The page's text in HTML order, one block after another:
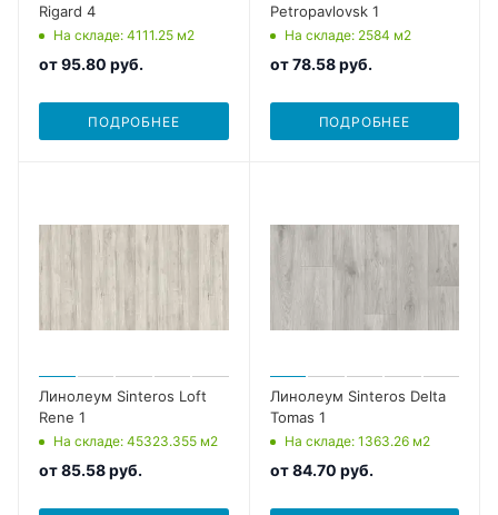
Rigard 4
На складе: 4111.25 м2
от95.80 руб.
ПОДРОБНЕЕ
Petropavlovsk 1
На складе: 2584 м2
от78.58 руб.
ПОДРОБНЕЕ
Линолеум Sinteros Loft
Rene 1
На складе: 45323.355 м2
от85.58 руб.
Линолеум Sinteros Delta
Tomas 1
На складе: 1363.26 м2
от84.70 руб.